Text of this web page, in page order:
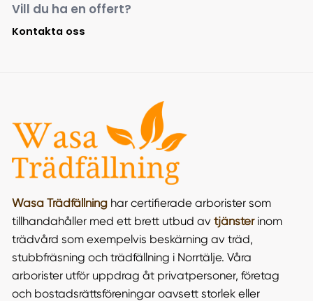
Vill du ha en offert?
Kontakta oss
Wasa Trädfällninghar certifierade arborister som
tillhandahåller med ett brett utbud av tjänsterinom
trädvård som exempelvis beskärning av träd,
stubbfräsning och trädfällning i Norrtälje. Våra
arborister utför uppdrag åt privatpersoner, företag
och bostadsrättsföreningar oavsett storlek eller